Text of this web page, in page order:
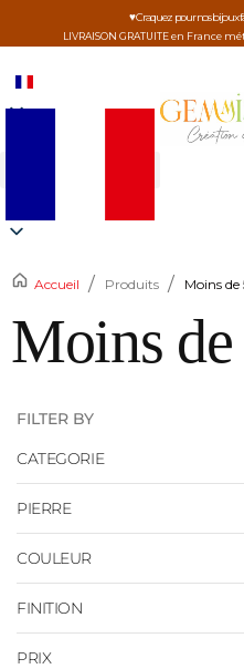
♥ Craquez pour nos bijoux
LIVRAISON GRATUITE en France
Accueil / Produits / Moins
Moins
FILTER BY
CATEGORIE
PIERRE
COULEUR
FINITION
PRIX